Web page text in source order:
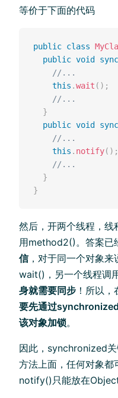
等价于下面的代码
public class
public void
//...
this .wait ( ) ;
//...
}
public void
//...
this . notify( ) ;
//...
}
}
然后，开两个线程，
用method2()。答案已
信，对于同一个对象来
wait()，另一个线程调
身就需要同步 ！所以
要先通过
该对象加锁。
因此，synchronized
方法上面，任何对象
notify()只能放在Object